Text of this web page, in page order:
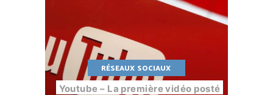
RÉSEAUX SOCIAUX
Youtube – La première vidéo posté